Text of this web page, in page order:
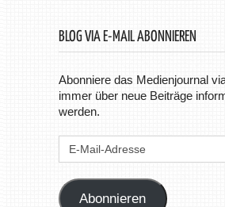
BLOG VIA E-MAIL ABONNIEREN
Abonniere das Medienjournal
immer über neue Beiträge
werden.
Abonnieren